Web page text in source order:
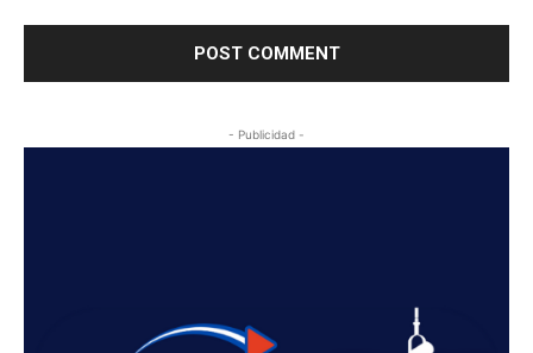
- Publicidad -